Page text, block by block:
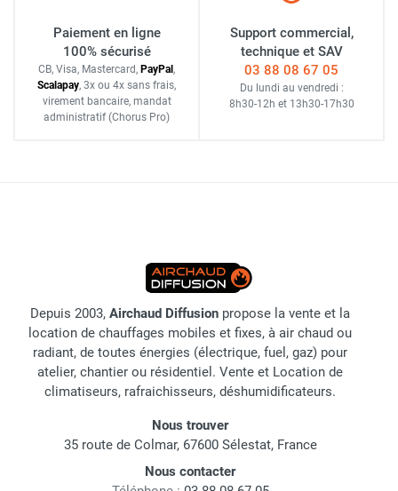
Paiement en ligne
100% sécurisé
CB, Visa, Mastercard, PayPal ,
Scalapay, 3x ou 4x sans frais,
virement bancaire, mandat
administratif (Chorus Pro)
Support commercial,
technique et SAV
03 88 08 67 05
Du lundi au vendredi :
8h30-12h et 13h30-17h30
Depuis 2003, Airchaud Diffusion propose la vente et la
location de chauffages mobiles et fixes, à air chaud ou
radiant, de toutes énergies (électrique, fuel, gaz) pour
atelier, chantier ou résidentiel. Vente et Location de
climatiseurs, rafraichisseurs, déshumidificateurs.
Nous trouver
35 route de Colmar, 67600 Sélestat, France
Nous contacter